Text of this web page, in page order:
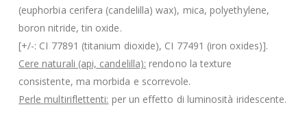
(euphorbia cerifera (candelilla) wax), mica, polyethylene,
boron nitride, tin oxide.
[+/-: CI 77891 (titanium dioxide), CI 77491 (iron oxides)].
Cere naturali (api, candelilla): rendono la texture
consistente, ma morbida e scorrevole.
Perle multiriflettenti: per un effetto di luminosità iridescente.